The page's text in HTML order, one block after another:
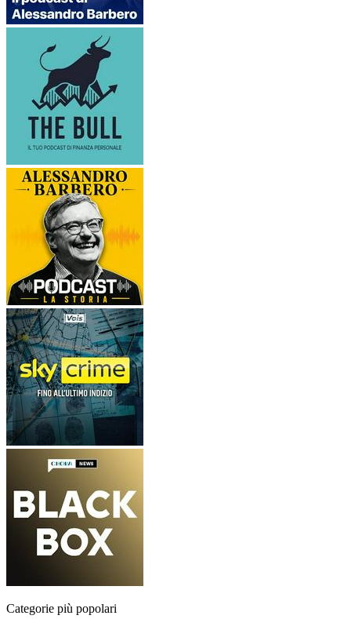
Categorie più popolari